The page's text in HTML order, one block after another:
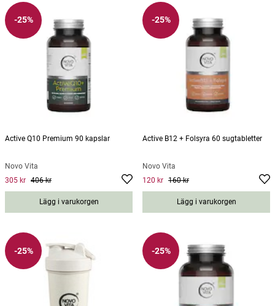
-25%
Active Q10 Premium 90 kapslar
Novo Vita
Current price Previous price: 406 kr
305 kr 406 kr
Lägg i varukorgen
-25%
Active B12 + Folsyra 60 sugtabletter
Novo Vita
Current price
Previous
160 kr
120 kr 160 kr
Lägg i varukorgen
-25% -25%